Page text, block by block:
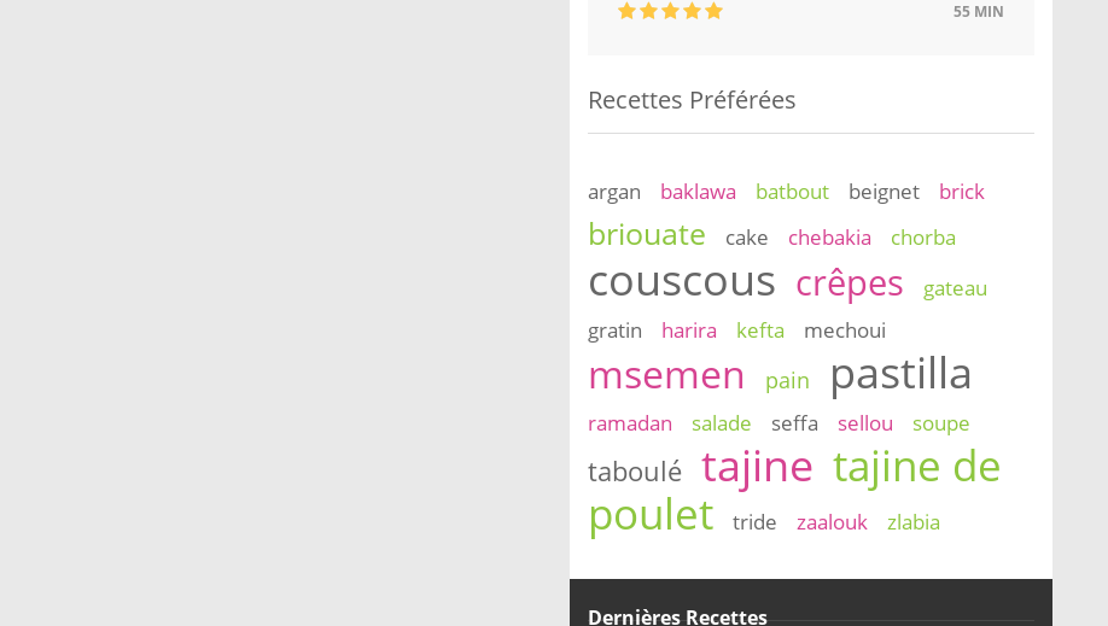
55 MIN
Recettes Préférées
argan baklawa batbout beignet brick
briouate cake chebakia chorba
couscous crêpes
gateau
gratin
harira kefta mechoui
msemen pain pastilla
ramadan salade seffa sellou soupe
taboulé tajine tajine de
poulet
tride zaalouk zlabia
Dernières Recettes